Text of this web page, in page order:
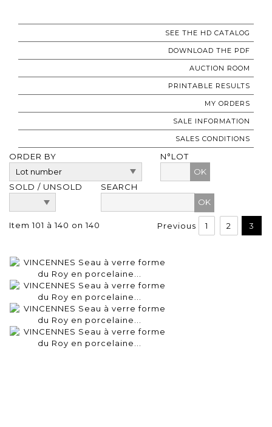
SEE THE HD CATALOG
DOWNLOAD THE PDF
AUCTION ROOM
PRINTABLE RESULTS
MY ORDERS
SALE INFORMATION
SALES CONDITIONS
ORDER BY
N°LOT
OK
SOLD / UNSOLD
SEARCH
Item 101 à 140 on 140 Previous 1 2 3